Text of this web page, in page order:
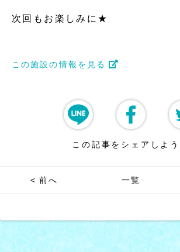
次回もお楽しみに★
この施設の情報を見る
この記事をシェアしよう
< 前へ 一覧